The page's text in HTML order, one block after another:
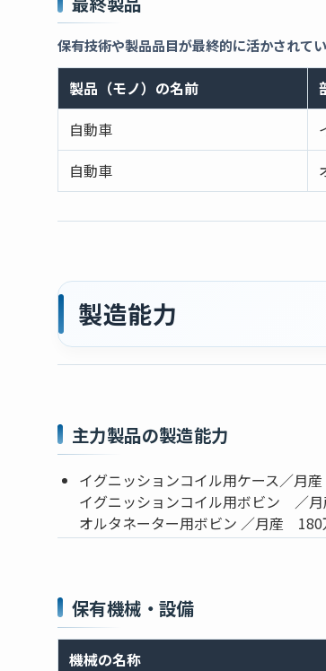
保有技術や製品品目が最終的に活かされて
製品（モノ）の名前
自動車
自動車
製造能力
主力製品の製造能力
イグニッションコイル用ケース／月
イグニッションコイル用ボビン ／
オルタネーター用ボビン ／月産 180
保有機械・設備
機械の名称